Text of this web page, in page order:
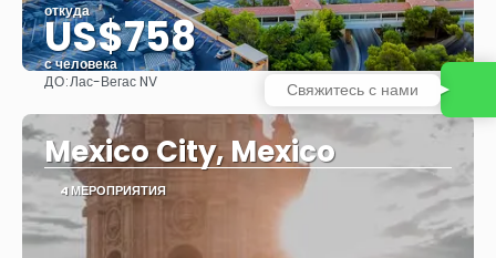
откуда
US$758
с человека
ДО:Лас-Вегас NV
Mexico City, Mexico
4 МЕРОПРИЯТИЯ
Свяжитесь с нами